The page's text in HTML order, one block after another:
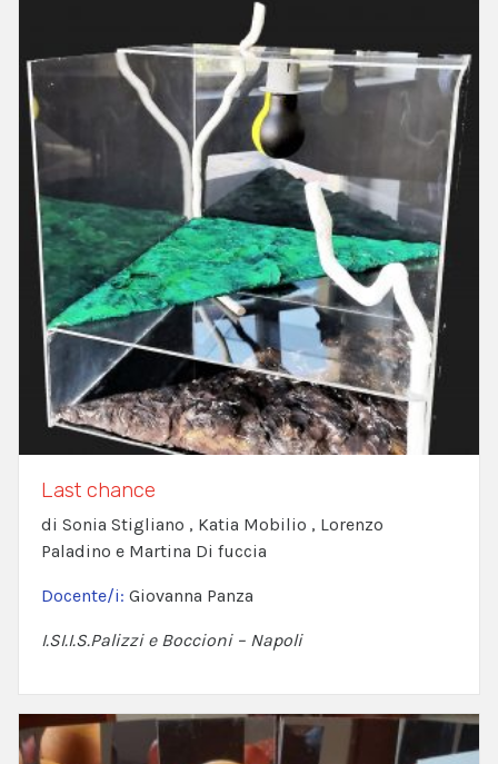
Last chance
di Sonia Stigliano , Katia Mobilio , Lorenzo
Paladino e Martina Di fuccia
Docente/i: Giovanna Panza
I.SI.I.S.Palizzi e Boccioni – Napoli